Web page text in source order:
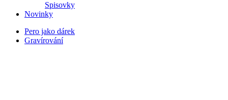
Spisovky
Novinky
Pero jako dárek
Gravírování